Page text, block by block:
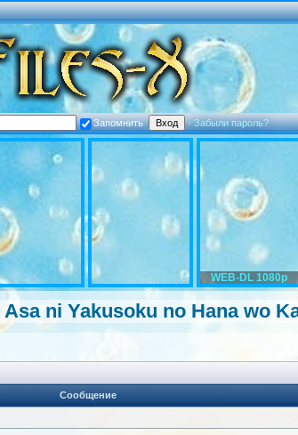
Запомнить ·Забыли пароль?
WEB-DL 1080p
ni Yakusoku no Hana wo
Сообщение